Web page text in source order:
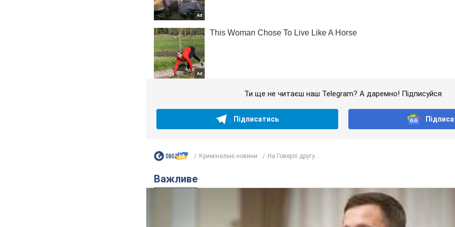
Ти ще не читаєш наш Telegram? А даремно! Підписуйся
Підписатись
Кримінальні новини На Говерлі другу...
Важливе